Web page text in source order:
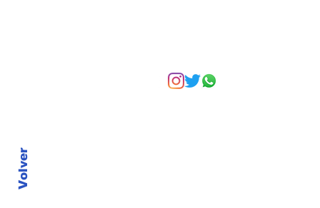
Volver